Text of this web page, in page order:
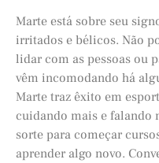
Marte está sobre seu
irritados e bélicos. Não
lidar com as pessoas ou
vêm incomodando há
Marte traz êxito em
cuidando mais e falando
sorte para começar
aprender algo novo.